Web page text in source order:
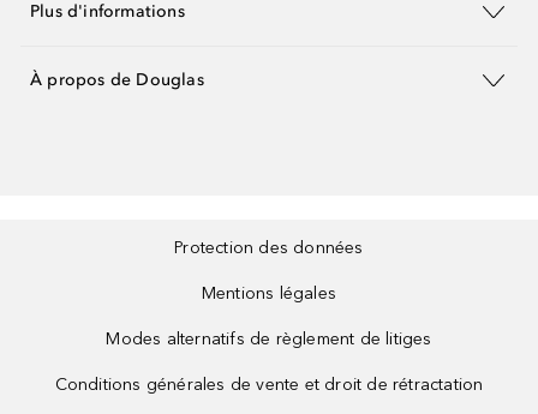
Plus d'informations
À propos de Douglas
Protection des données
Mentions légales
Modes alternatifs de règlement de litiges
Conditions générales de vente et droit de rétractation